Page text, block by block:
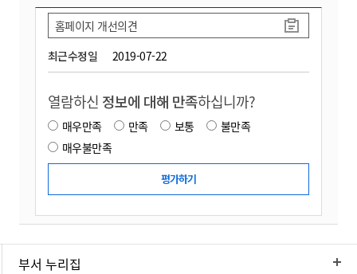
최근수정일 2019-07-22
홈페이지 개선의견
열람하신 정보에 대해 만족하십니까?
매우만족 만족 보통
불만족
매우불만족
부서 누리집